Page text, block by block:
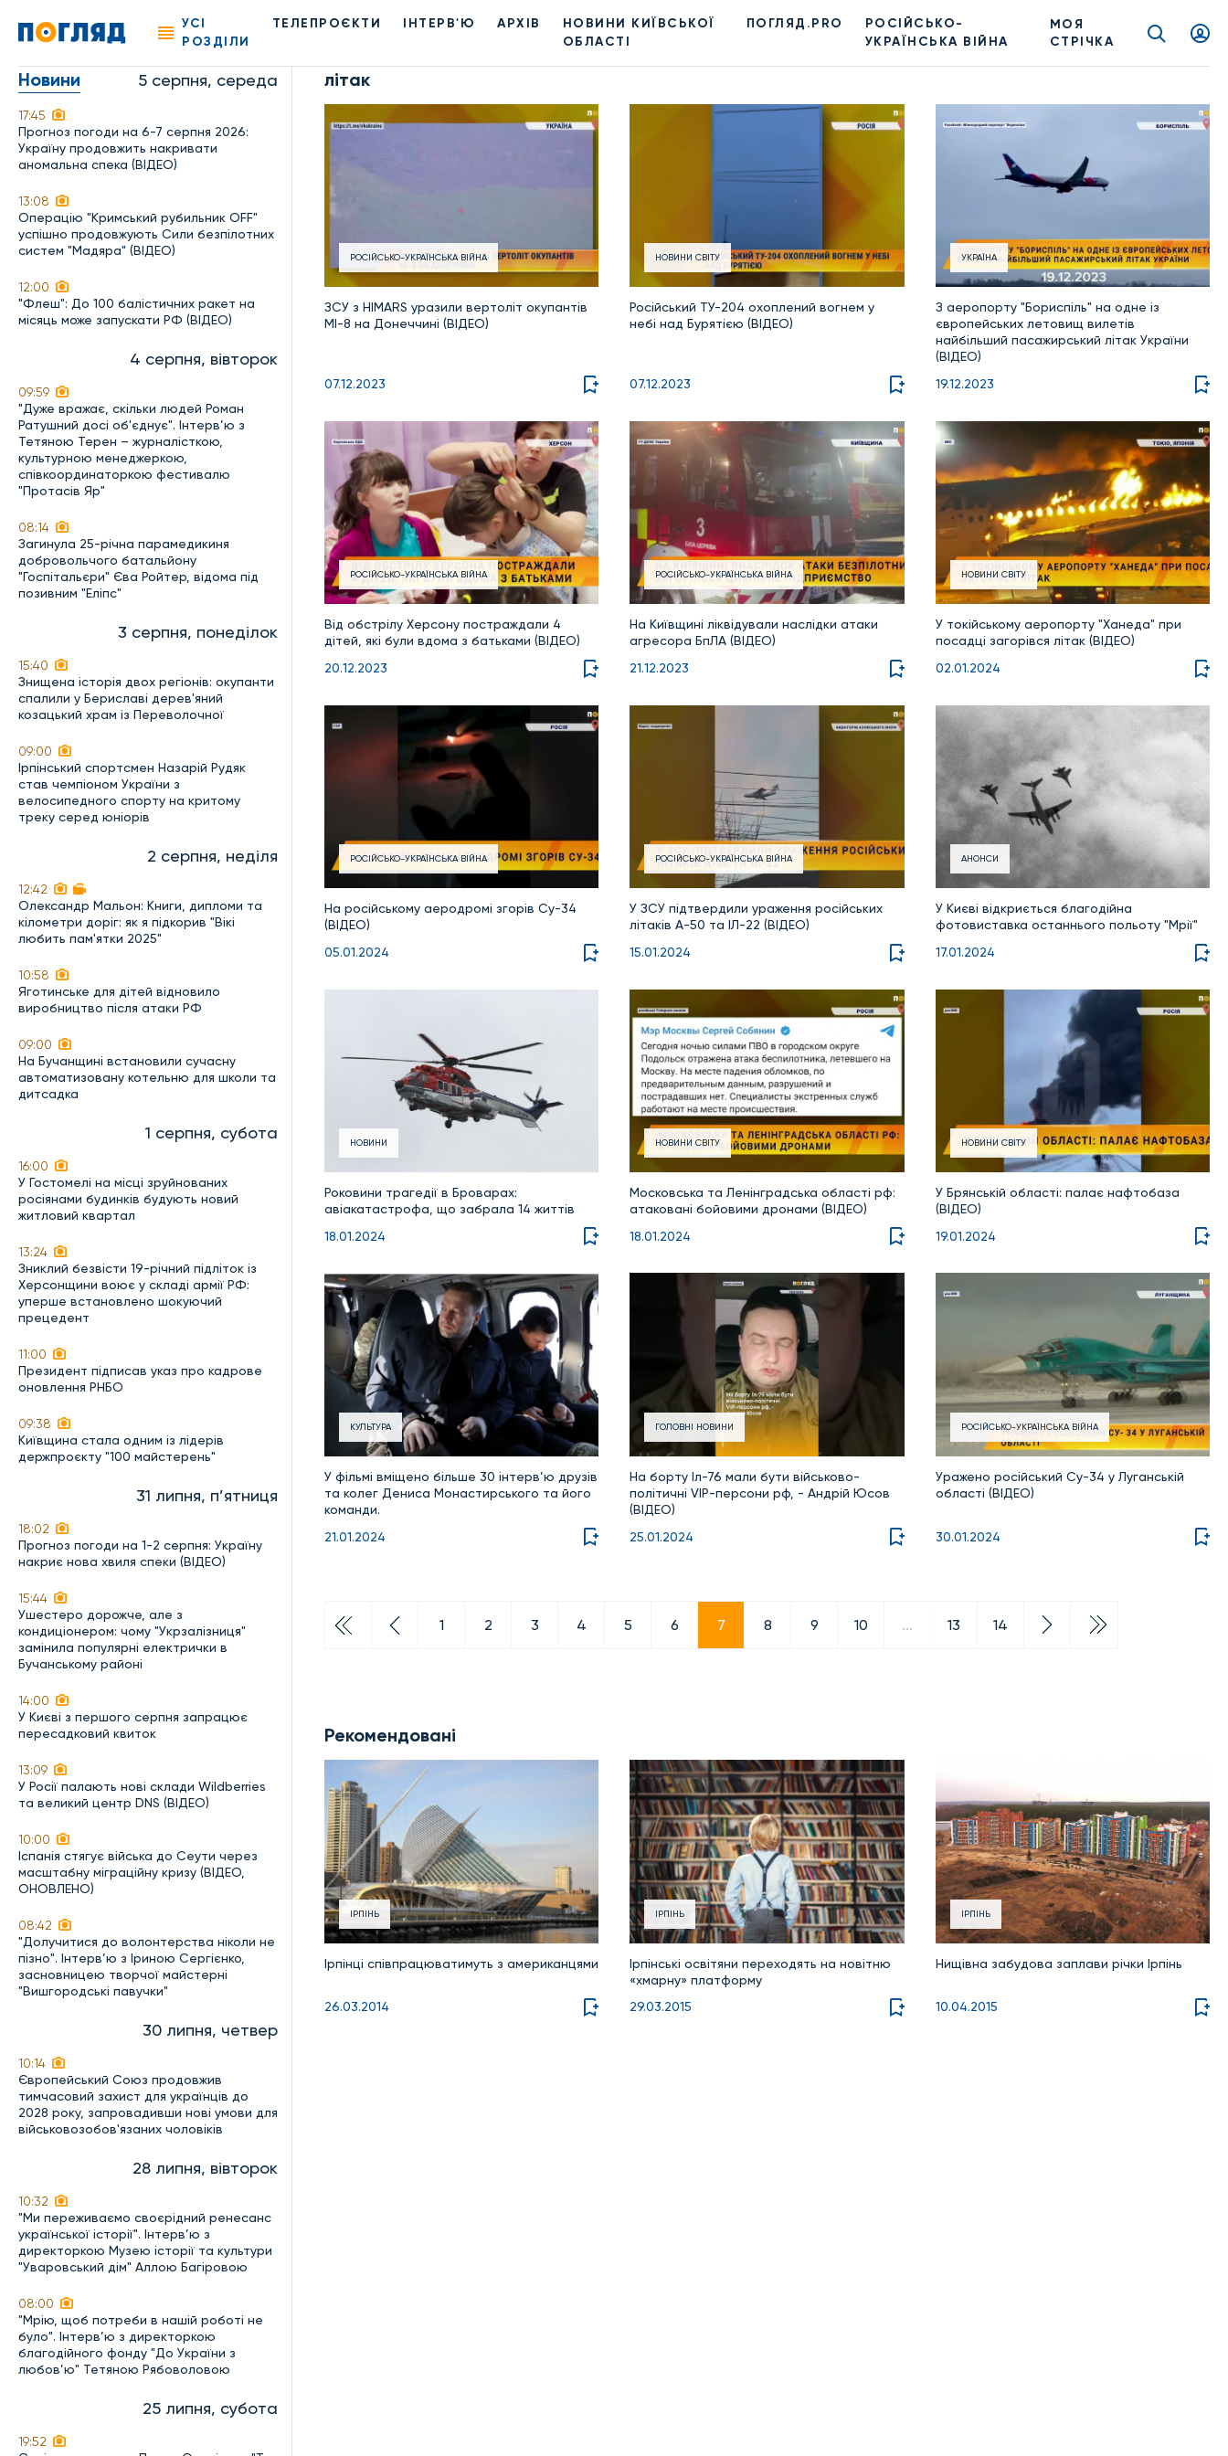
УСІ
РОЗДІЛИ
ТЕЛЕПРОЄКТИ ІНТЕРВ'Ю АРХІВ
НОВИНИ КИЇВСЬКОЇ
ОБЛАСТІ
ПОГЛЯД.PRO
РОСІЙСЬКО-
УКРАЇНСЬКА ВІЙНА
МОЯ
СТРІЧКА
Новини 5 серпня, середа
17:45
Прогноз погоди на 6-7 серпня 2026:
Україну продовжить накривати
аномальна спека (ВІДЕО)
13:08
Операцію "Кримський рубильник OFF"
успішно продовжують Сили безпілотних
систем "Мадяра" (ВІДЕО)
12:00
"Флеш": До 100 балістичних ракет на
місяць може запускати РФ (ВІДЕО)
4 серпня, вівторок
09:59
"Дуже вражає, скільки людей Роман
Ратушний досі об'єднує". Інтерв’ю з
Тетяною Терен – журналісткою,
культурною менеджеркою,
співкоординаторкою фестивалю
"Протасів Яр"
08:14
Загинула 25-річна парамедикиня
добровольчого батальйону
"Госпітальєри" Єва Ройтер, відома під
позивним "Еліпс"
3 серпня, понеділок
15:40
Знищена історія двох регіонів: окупанти
спалили у Бериславі дерев'яний
козацький храм із Переволочної
09:00
Ірпінський спортсмен Назарій Рудяк
став чемпіоном України з
велосипедного спорту на критому
треку серед юніорів
2 серпня, неділя
12:42
Олександр Мальон: Книги, дипломи та
кілометри доріг: як я підкорив "Вікі
любить пам'ятки 2025"
10:58
Яготинське для дітей відновило
виробництво після атаки РФ
09:00
На Бучанщині встановили сучасну
автоматизовану котельню для школи та
дитсадка
1 серпня, субота
16:00
У Гостомелі на місці зруйнованих
росіянами будинків будують новий
житловий квартал
13:24
Зниклий безвісти 19-річний підліток із
Херсонщини воює у складі армії РФ:
уперше встановлено шокуючий
прецедент
11:00
Президент підписав указ про кадрове
оновлення РНБО
09:38
Київщина стала одним із лідерів
держпроєкту "100 майстерень"
31 липня, п’ятниця
18:02
Прогноз погоди на 1-2 серпня: Україну
накриє нова хвиля спеки (ВІДЕО)
15:44
Ушестеро дорожче, але з
кондиціонером: чому "Укрзалізниця"
замінила популярні електрички в
Бучанському районі
14:00
У Києві з першого серпня запрацює
пересадковий квиток
13:09
У Росії палають нові склади Wildberries
та великий центр DNS (ВІДЕО)
10:00
Іспанія стягує війська до Сеути через
масштабну міграційну кризу (ВІДЕО,
ОНОВЛЕНО)
08:42
"Долучитися до волонтерства ніколи не
пізно". Інтерв’ю з Іриною Сергієнко,
засновницею творчої майстерні
"Вишгородські павучки"
30 липня, четвер
10:14
Європейський Союз продовжив
тимчасовий захист для українців до
2028 року, запровадивши нові умови для
військовозобов'язаних чоловіків
28 липня, вівторок
10:32
"Ми переживаємо своєрідний ренесанс
української історії". Інтерв’ю з
директоркою Музею історії та культури
"Уваровський дім" Аллою Багіровою
08:00
"Мрію, щоб потреби в нашій роботі не
було". Інтерв’ю з директоркою
благодійного фонду "До України з
любов’ю" Тетяною Рябоволовою
25 липня, субота
19:52
літак
РОСІЙСЬКО-УКРАЇНСЬКА ВІЙНА
ЗСУ з HIMARS уразили вертоліт окупантів
МІ-8 на Донеччині (ВІДЕО)
07.12.2023
НОВИНИ СВІТУ
Російський ТУ-204 охоплений вогнем у
небі над Бурятією (ВІДЕО)
07.12.2023
УКРАЇНА
З аеропорту "Бориспіль" на одне із
європейських летовищ вилетів
найбільший пасажирський літак України
(ВІДЕО)
19.12.2023
РОСІЙСЬКО-УКРАЇНСЬКА ВІЙНА
Від обстрілу Херсону постраждали 4
дітей, які були вдома з батьками (ВІДЕО)
20.12.2023
РОСІЙСЬКО-УКРАЇНСЬКА ВІЙНА
На Київщині ліквідували наслідки атаки
агресора БпЛА (ВІДЕО)
21.12.2023
НОВИНИ СВІТУ
У токійському аеропорту "Ханеда" при
посадці загорівся літак (ВІДЕО)
02.01.2024
РОСІЙСЬКО-УКРАЇНСЬКА ВІЙНА
На російському аеродромі згорів Су-34
(ВІДЕО)
05.01.2024
РОСІЙСЬКО-УКРАЇНСЬКА ВІЙНА
У ЗСУ підтвердили ураження російських
літаків А-50 та ІЛ-22 (ВІДЕО)
15.01.2024
АНОНСИ
У Києві відкриється благодійна
фотовиставка останнього польоту "Мрії"
17.01.2024
НОВИНИ
Роковини трагедії в Броварах:
авіакатастрофа, що забрала 14 життів
18.01.2024
НОВИНИ СВІТУ
Московська та Ленінградська області рф:
атаковані бойовими дронами (ВІДЕО)
18.01.2024
НОВИНИ СВІТУ
У Брянській області: палає нафтобаза
(ВІДЕО)
19.01.2024
КУЛЬТУРА
У фільмі вміщено більше 30 інтерв’ю друзів
та колег Дениса Монастирського та його
команди.
21.01.2024
ГОЛОВНІ НОВИНИ
На борту Іл-76 мали бути військово-
політичні VIP-персони рф, - Андрій Юсов
(ВІДЕО)
25.01.2024
РОСІЙСЬКО-УКРАЇНСЬКА ВІЙНА
Уражено російський Су-34 у Луганській
області (ВІДЕО)
30.01.2024
1 2 3 4 5 6 7 8 9 10 ... 13 14
Рекомендовані
ІРПІНЬ
Ірпінці співпрацюватимуть з американцями
26.03.2014
ІРПІНЬ
Ірпінські освітяни переходять на новітню
«хмарну» платформу
29.03.2015
ІРПІНЬ
Нищівна забудова заплави річки Ірпінь
10.04.2015